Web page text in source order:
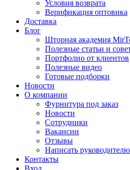
Условия возврата
Верификация оптовика
Доставка
Блог
Шторная академия
Полезные статьи и
Портфолио от клиентов
Полезные видео
Готовые подборки
Новости
О компании
Фурнитура под заказ
Новости
Сотрудники
Вакансии
Отзывы
Написать
Контакты
Вход